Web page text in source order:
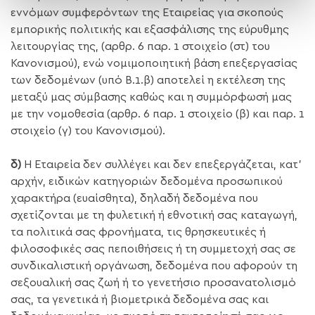
εννόμων συμφερόντων της Εταιρείας για σκοπούς
εμπορικής πολιτικής και εξασφάλισης της εύρυθμης
λειτουργίας της, (αρθρ. 6 παρ. 1 στοιχείο (στ) του
Κανονισμού), ενώ νομιμοποιητική βάση επεξεργασίας
των δεδομένων (υπό Β.1.β) αποτελεί η εκτέλεση της
μεταξύ μας σύμβασης καθώς και η συμμόρφωσή μας
με την νομοθεσία (αρθρ. 6 παρ. 1 στοιχείο (β) και παρ. 1
στοιχείο (γ) του Κανονισμού).
δ) Η Εταιρεία δεν συλλέγει και δεν επεξεργάζεται, κατ’
αρχήν, ειδικών κατηγοριών δεδομένα προσωπικού
χαρακτήρα (ευαίσθητα), δηλαδή δεδομένα που
σχετίζονται με τη φυλετική ή εθνοτική σας καταγωγή,
τα πολιτικά σας φρονήματα, τις θρησκευτικές ή
φιλοσοφικές σας πεποιθήσεις ή τη συμμετοχή σας σε
συνδικαλιστική οργάνωση, δεδομένα που αφορούν τη
σεξουαλική σας ζωή ή το γενετήσιο προσανατολισμό
σας, τα γενετικά ή βιομετρικά δεδομένα σας και